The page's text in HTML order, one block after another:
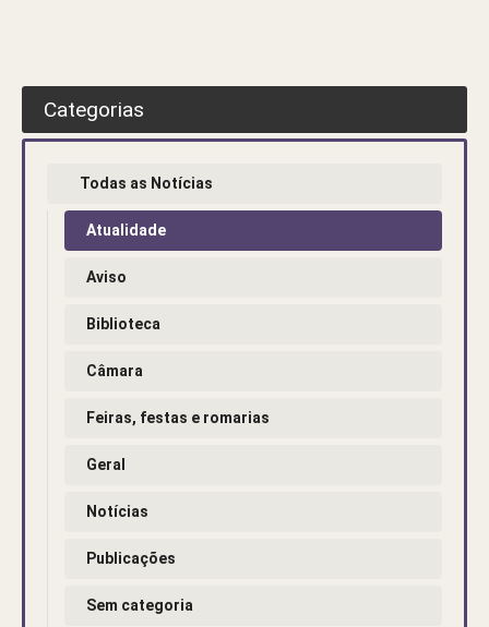
Categorias
Todas as Notícias
Atualidade
Aviso
Biblioteca
Câmara
Feiras, festas e romarias
Geral
Notícias
Publicações
Sem categoria